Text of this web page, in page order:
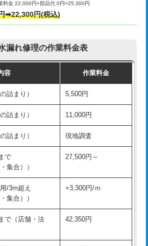
㎝超え）
16,500円
現場見積
までの価格です。
排水トラップ
品） 11,000円+材料費
） 13,200円
栓） 16,500円
・分岐水栓） 16,500円
加工) 16,500円
止め) 3,300円
具設置)
使用（バンド止
5,500円
削・埋め戻し作
11,000円
料金 22,000円+部品代 0円=25,300円
➡22,300円(税込)
漏れ修理の作業料金表
容 作業料金
詰まり） 5,500円
詰まり） 11,000円
詰まり） 現地調査
で
集合））
27,500円～
/3m超え
集合））
+3,300円/ｍ
で（店舗・法
42,350円